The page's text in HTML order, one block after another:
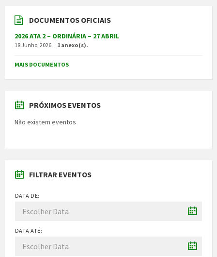
DOCUMENTOS OFICIAIS
2026 ATA 2 – ORDINÁRIA – 27 ABRIL
18 Junho, 2026 1 anexo(s).
MAIS DOCUMENTOS
PRÓXIMOS EVENTOS
Não existem eventos
FILTRAR EVENTOS
DATA DE:
DATA ATÉ: